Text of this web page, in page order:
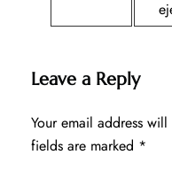
Leave a Reply
Your email address
fields are marked *